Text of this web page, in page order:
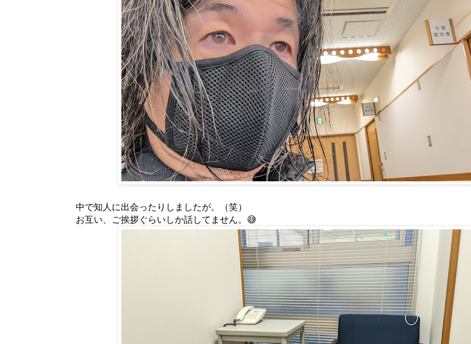
中で知人に出会ったりしましたが。（笑）
お互い、ご挨拶ぐらいしか話してません。😅